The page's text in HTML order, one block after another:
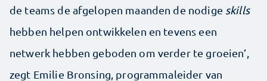
de teams de afgelopen maanden de nodige skills
hebben helpen ontwikkelen en tevens een
netwerk hebben geboden om verder te groeien’,
zegt Emilie Bronsing, programmaleider van